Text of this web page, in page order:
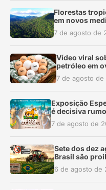
Florestas
em novos
7 de agosto de
Vídeo viral
petróleo em
7 de agosto de
Exposição
é decisiva
7 de agosto de
Sete dos dez
Brasil são
6 de agosto de